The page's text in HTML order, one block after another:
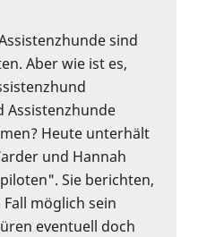
sind
Aber wie ist es,
Assistenzhunde
Heute unterhält
und Hannah
Sie berichten,
möglich sein
eventuell doch